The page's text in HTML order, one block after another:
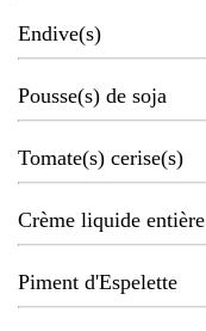
Endive(s)
Pousse(s) de soja
Tomate(s) cerise(s)
Crème liquide entière
Piment d'Espelette